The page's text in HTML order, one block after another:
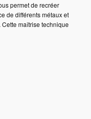
permet de recréer
de différents métaux et
Cette maîtrise technique